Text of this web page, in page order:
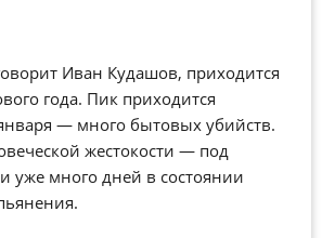
Иван Кудашов, приходится
года. Пик приходится
— много бытовых убийств.
жестокости — под
уже много дней в состоянии